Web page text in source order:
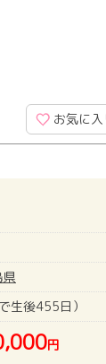
お気に
県
後455日）
円